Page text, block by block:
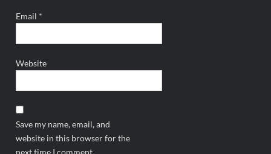
Email *
Website
Save my name, email, and
website in this browser for the
next time I comment.